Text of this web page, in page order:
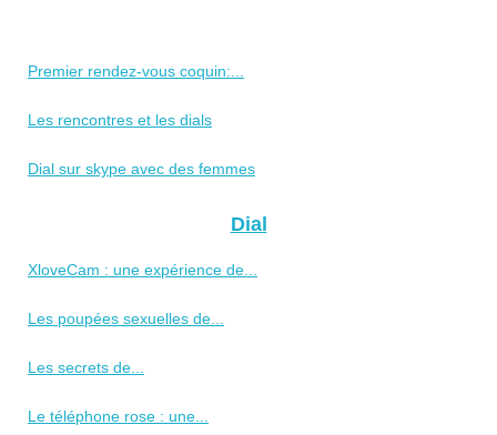
Premier rendez-vous coquin:...
Les rencontres et les dials
Dial sur skype avec des femmes
Dial
XloveCam : une expérience de...
Les poupées sexuelles de...
Les secrets de...
Le téléphone rose : une...